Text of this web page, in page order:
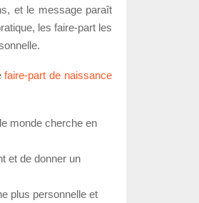
et le message paraît
les faire-part les
faire-part de naissance
monde cherche en
et de donner un
plus personnelle et